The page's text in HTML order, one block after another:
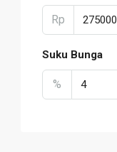
Rp
Suku Bunga
%